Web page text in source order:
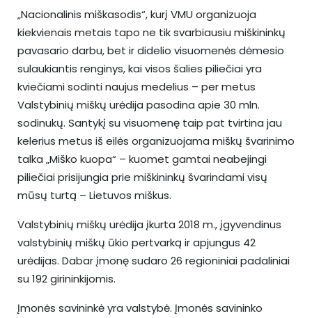
„Nacionalinis miškasodis“, kurį VMU organizuoja
kiekvienais metais tapo ne tik svarbiausiu miškininkų
pavasario darbu, bet ir didelio visuomenės dėmesio
sulaukiantis renginys, kai visos šalies piliečiai yra
kviečiami sodinti naujus medelius – per metus
Valstybinių miškų urėdija pasodina apie 30 mln.
sodinukų. Santykį su visuomenę taip pat tvirtina jau
kelerius metus iš eilės organizuojama miškų švarinimo
talka „Miško kuopa“ – kuomet gamtai neabejingi
piliečiai prisijungia prie miškininkų švarindami visų
mūsų turtą – Lietuvos miškus.
Valstybinių miškų urėdija įkurta 2018 m., įgyvendinus
valstybinių miškų ūkio pertvarką ir apjungus 42
urėdijas. Dabar įmonę sudaro 26 regioniniai padaliniai
su 192 girininkijomis.
Įmonės savininkė yra valstybė. Įmonės savininko